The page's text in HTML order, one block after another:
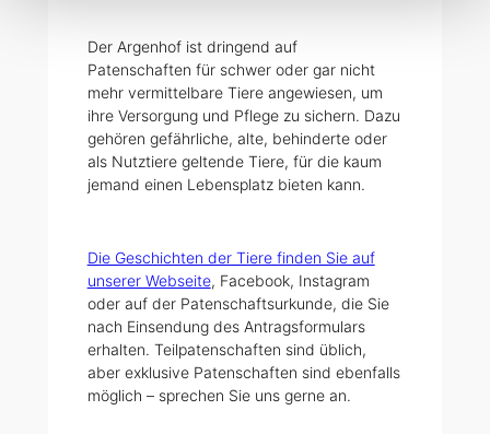
Der Argenhof ist dringend auf
Patenschaften für schwer oder gar nicht
mehr vermittelbare Tiere angewiesen, um
ihre Versorgung und Pflege zu sichern. Dazu
gehören gefährliche, alte, behinderte oder
als Nutztiere geltende Tiere, für die kaum
jemand einen Lebensplatz bieten kann.
Die Geschichten der Tiere finden Sie auf
unserer Webseite, Facebook, Instagram
oder auf der Patenschaftsurkunde, die Sie
nach Einsendung des Antragsformulars
erhalten. Teilpatenschaften sind üblich,
aber exklusive Patenschaften sind ebenfalls
möglich – sprechen Sie uns gerne an.